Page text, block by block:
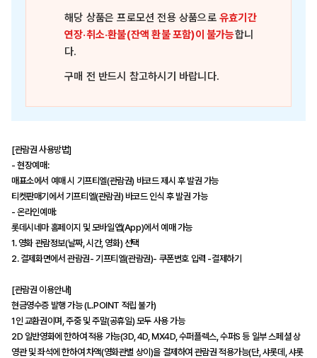
해당 상품은프로모션 전용 상품으로유효기간
연장·취소·환불(잔액 환불 포함)이 불가능합니
다.
구매 전 반드시 참고하시기 바랍니다.
[관람권 사용방법]
- 현장예매:
매표소에서 예매 시 기프티엘(관람권) 바코드 제시 후 발권 가능
티켓판매기에서 기프티엘(관람권) 바코드 인식 후 발권 가능
- 온라인예매:
롯데시네마 홈페이지 및 모바일앱(App)에서 예매 가능
1. 영화 관람정보(날짜, 시간, 영화) 선택
2. 결제화면에서 관람권- 기프티엘(관람권)- 쿠폰번호 입력 -결제하기
[관람권 이용안내]
현금영수증 발행 가능 (L.POINT 적립 불가)
1인 교환권이며, 주중 및 주말(공휴일) 모두 사용 가능
2D 일반영화에 한하여 적용 가능(3D, 4D, MX4D, 수퍼플렉스, 수퍼S 등 일부 스페셜 상
영관 및 좌석에 한하여 차액(영화관별 상이)을 결제하여 관람권 적용가능(단, 샤롯데, 샤롯